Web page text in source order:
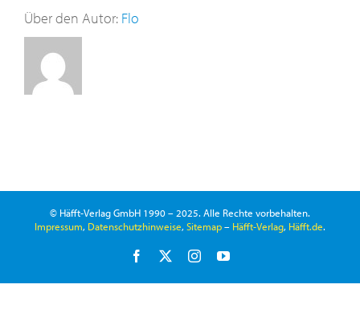
Über den Autor: Flo
© Häfft-Verlag GmbH 1990 – 2025. Alle Rechte vorbehalten.
Impressum, Datenschutzhinweise,Sitemap– Häfft-Verlag, Häfft.de.
Facebook InstagramYouTube